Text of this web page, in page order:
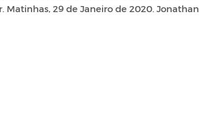
Matinhas, 29 de Janeiro de 2020. Jonathan